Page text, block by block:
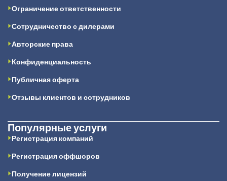
Ограничение ответственности
Сотрудничество с дилерами
Авторские права
Конфиденциальность
Публичная оферта
Отзывы клиентов и сотрудников
Популярные услуги
Регистрация компаний
Регистрация оффшоров
Получение лицензий